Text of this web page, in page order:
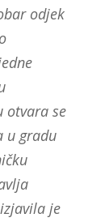
odjek
otvara se
u gradu
je